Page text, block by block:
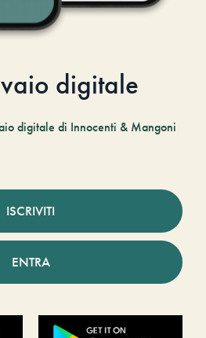
digitale
digitale di Innocenti & Mangoni
ISCRIVITI
ENTRA